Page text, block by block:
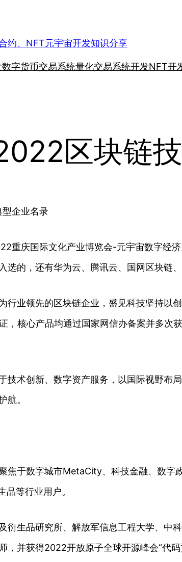
约、NFT元宇宙开发知识分享
数字货币交易系统量化交易系统开发NFT开
区块链
企业名录
重庆国际文化产业博览会-元宇宙数字经
的，还有华为云、腾讯云、国网区块链
行业领先的区块链企业，盛见科技坚持以
，核心产品均通过国家网信办备案并多
技术创新、数字资产服务，以国际视野布
航。
焦于数字城市MetaCity、科技金融、数
等行业用户。
衍生品研究所、解放军信息工程大学、中
并获得2022开放原子全球开源峰会“代